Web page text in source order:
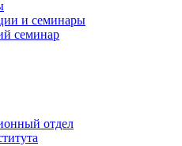
и семинары
семинар
отдел